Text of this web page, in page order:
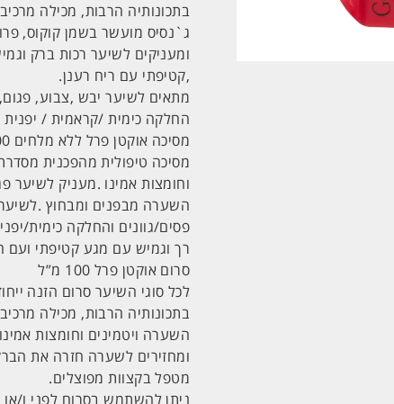
בתכונותיה הרבות, מכילה
ג`נסיס מועשר בשמן קוקוס,
ומעניקים לשיער רכות ברק
,קטיפתי עם ריח רענן.
מתאים לשיער יבש ,צבוע,
החלקה כימית /קראמית / יפנית
מסיכה אוקטן פרל ללא מלחים 500 מ”ל
מסיכה טיפולית מהפכנית
השערה מבפנים ומבחוץ
פסים/גוונים והחלקה כימית/
רך וגמיש עם מגע קטיפתי
סרום אוקטן פרל 100 מ”ל
לכל סוגי השיער סרום הזנה
בתכונותיה הרבות, מכילה
השערה ויטמינים וחומצות
ומחזירים לשערה חזרה את
מטפל בקצוות מפוצלים.
ניתן להשתמש בסרום לפני ו/